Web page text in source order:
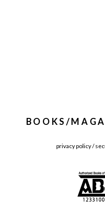
BOOKS/
privacy policy/